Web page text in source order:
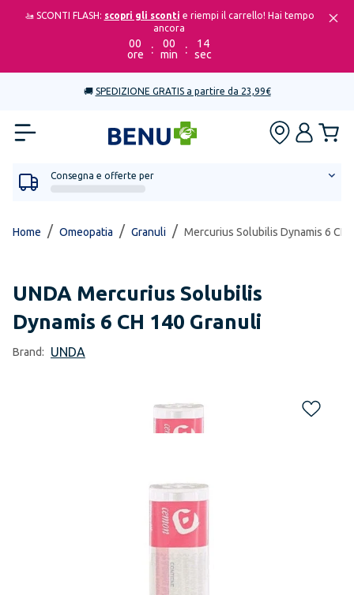
🚤 SCONTI FLASH: scopri gli sconti e riempi il carrello! Hai tempo
ancora
00
ore
:
00
min
:
14
sec
🚚 SPEDIZIONE GRATIS a partire da 23,99€
Consegna e offerte per
Home / Omeopatia / Granuli / Mercurius Solubilis Dynamis 6 CH
UNDA Mercurius Solubilis
Dynamis 6 CH 140 Granuli
Brand: UNDA